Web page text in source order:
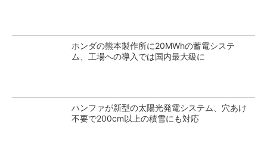
ホンダの熊本製作所に20MWhの蓄電システ
ム、工場への導入では国内最大級に
ハンファが新型の太陽光発電システム、穴あけ
不要で200cm以上の積雪にも対応